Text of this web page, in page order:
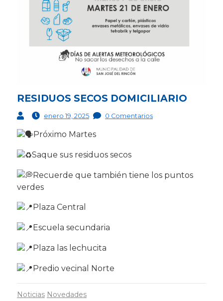
RESIDUOS SECOS DOMICILIARIO
enero 19, 2025 0 Comentarios
Próximo Martes
Saque sus residuos secos
Recuerde que también tiene los puntos
verdes
Plaza Central
Escuela secundaria
Plaza las lechucita
Predio vecinal Norte
Noticias Novedades